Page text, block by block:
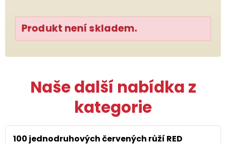
Produkt není skladem.
Naše další nabídka z
kategorie
100 jednodruhových červených růží RED